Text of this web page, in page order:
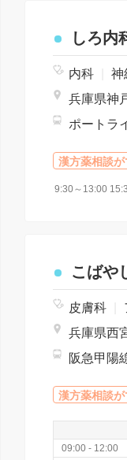
しろ内
内科 神
漢方薬相談が
9:30～13:00
こばや
皮膚科
阪急甲陽
漢方薬相談が
09:00 - 12:00